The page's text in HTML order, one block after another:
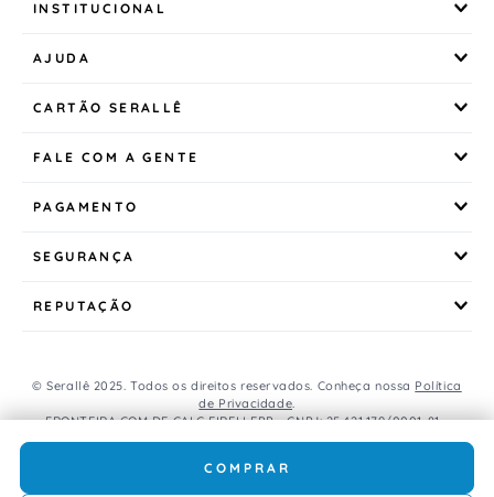
COMPRAR
INSTITUCIONAL
AJUDA
CARTÃO SERALLÊ
FALE COM A GENTE
PAGAMENTO
SEGURANÇA
REPUTAÇÃO
© Serallê 2025. Todos os direitos reservados. Conheça nossa Política
de Privacidade.
FRONTEIRA COM DE CALC EIRELI EPP - CNPJ: 25.421.179/0001-81 -
Avenida Brasil, 456, Centro, CEP: 85.851-000, Foz do Iguaçu, PR, Brasil.
válido é o do carrinho de compras.